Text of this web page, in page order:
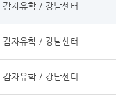
감자유학 / 강남센터
감자유학 / 강남센터
감자유학 / 강남센터